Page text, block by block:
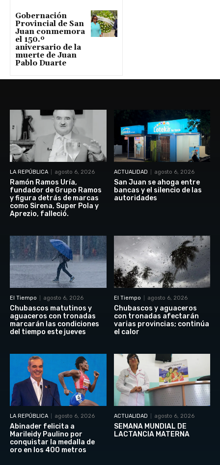
Gobernación
Provincial de San
Juan conmemora
el 150.º
aniversario de la
muerte de Juan
Pablo Duarte
LA REPÚBLICA agosto 6, 2026
Ramón Ramos Uría,
fundador de Grupo Ramos
y figura detrás de marcas
como Sirena, Super Pola y
Aprezio, falleció.
ACTUALIDAD agosto 6, 2026
San Juan se ahoga entre
bancas y el silencio de las
autoridades
El Tiempo agosto 6, 2026
Chubascos matutinos y
aguaceros con tronadas
marcarán las condiciones
del tiempo este jueves
El Tiempo agosto 6, 2026
Chubascos y aguaceros
con tronadas afectarán
varias provincias; continúa
el calor
LA REPÚBLICA agosto 6, 2026
Abinader felicita a
Marileidy Paulino por
conquistar la medalla de
oro en los 400 metros
ACTUALIDAD agosto 6, 2026
SEMANA MUNDIAL DE
LACTANCIA MATERNA